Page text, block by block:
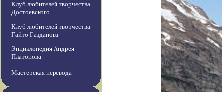
Клуб любителей творчества
Достоевского
Клуб любителей творчества
Гайто Газданова
Энциклопедия Андрея
Платонова
Мастерская перевода